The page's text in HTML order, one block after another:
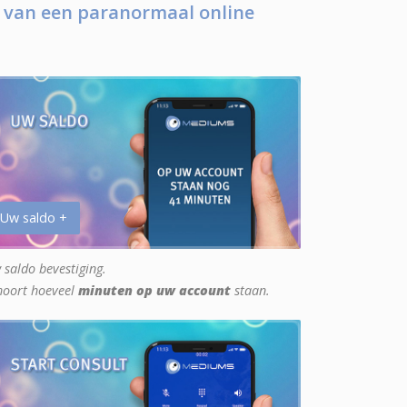
een paranormaal online
saldo +
saldo bevestiging.
hoeveel minuten op uw account staan.